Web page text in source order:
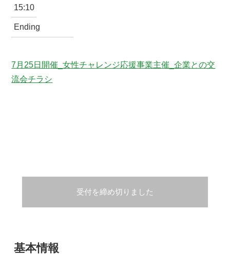
15:10
Ending
7月25日開催_女性チャレンジ応援事業主催_企業との交
流会チラシ
受付を締め切りました
基本情報